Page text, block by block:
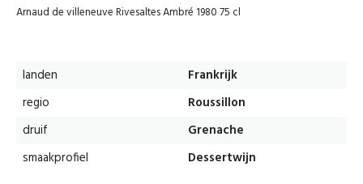
Arnaud de villeneuve Rivesaltes Ambré 1980 75 cl
landen
Frankrijk
regio
Roussillon
druif
Grenache
smaakprofiel
Dessertwijn